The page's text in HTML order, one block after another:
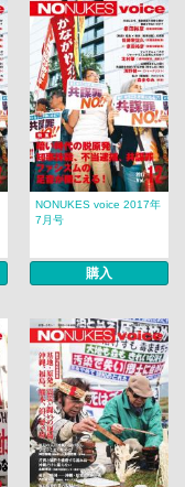
NONUKES voice 2017年
7月号
購入